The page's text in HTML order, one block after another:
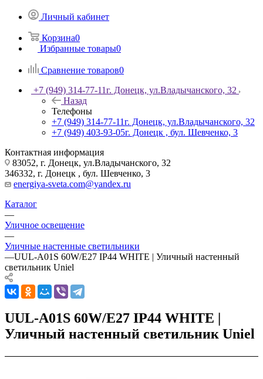
Личный кабинет
Корзина0
Избранные товары0
Сравнение товаров0
+7 (949) 314-77-11г. Донецк, ул.Владычанского, 32
Назад
Телефоны
+7 (949) 314-77-11г. Донецк, ул.Владычанского, 32
+7 (949) 403-93-05г. Донецк , бул. Шевченко, 3
Контактная информация
83052, г. Донецк, ул.Владычанского, 32
346332, г. Донецк , бул. Шевченко, 3
energiya-sveta.com@yandex.ru
Каталог
—
Уличное освещение
—
Уличные настенные светильники
—UUL-A01S 60W/E27 IP44 WHITE | Уличный настенный
светильник Uniel
UUL-A01S 60W/E27 IP44 WHITE |
Уличный настенный светильник Uniel